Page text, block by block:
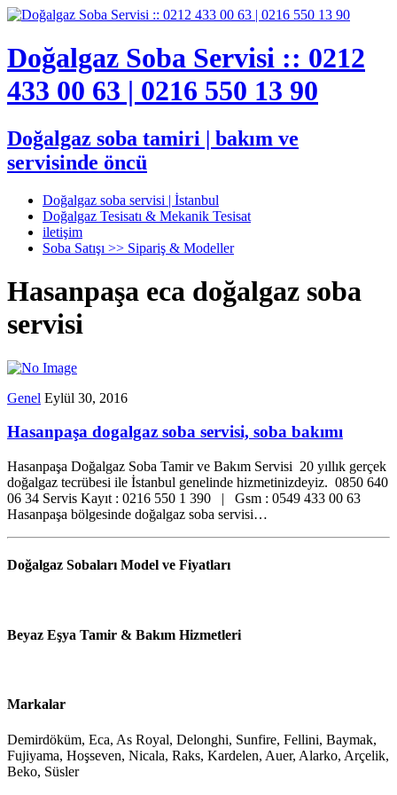
Doğalgaz Soba Servisi :: 0212
433 00 63 | 0216 550 13 90
Doğalgaz soba tamiri | bakım ve
servisinde öncü
Doğalgaz soba servisi | İstanbul
Doğalgaz Tesisatı & Mekanik Tesisat
iletişim
Soba Satışı >> Sipariş & Modeller
Hasanpaşa eca doğalgaz soba
servisi
Genel Eylül 30, 2016
Hasanpaşa dogalgaz soba servisi, soba bakımı
Hasanpaşa Doğalgaz Soba Tamir ve Bakım Servisi 20 yıllık gerçek
doğalgaz tecrübesi ile İstanbul genelinde hizmetinizdeyiz. 0850 640
06 34 Servis Kayıt : 0216 550 1 390 | Gsm : 0549 433 00 63
Hasanpaşa bölgesinde doğalgaz soba servisi…
Doğalgaz Sobaları Model ve Fiyatları
Beyaz Eşya Tamir & Bakım Hizmetleri
Markalar
Demirdöküm, Eca, As Royal, Delonghi, Sunfire, Fellini, Baymak,
Fujiyama, Hoşseven, Nicala, Raks, Kardelen, Auer, Alarko, Arçelik,
Beko, Süsler